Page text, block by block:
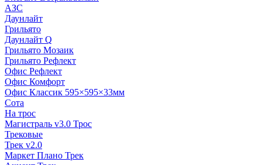
АЗС
Даунлайт
Грильято
Даунлайт Q
Грильято Мозаик
Грильято Рефлект
Офис Рефлект
Офис Комфорт
Офис Классик 595×595×33мм
Сота
На трос
Магистраль v3.0 Трос
Трековые
Трек v2.0
Маркет Плано Трек